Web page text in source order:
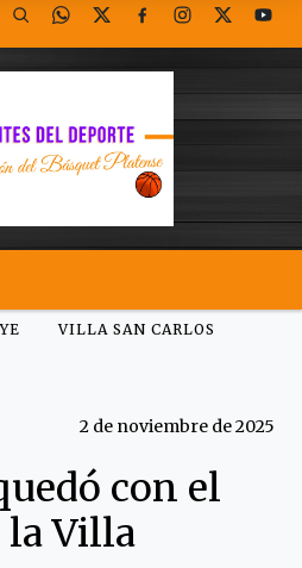
VILLA SAN CARLOS
2 de noviembre de 2025
con el
la Villa